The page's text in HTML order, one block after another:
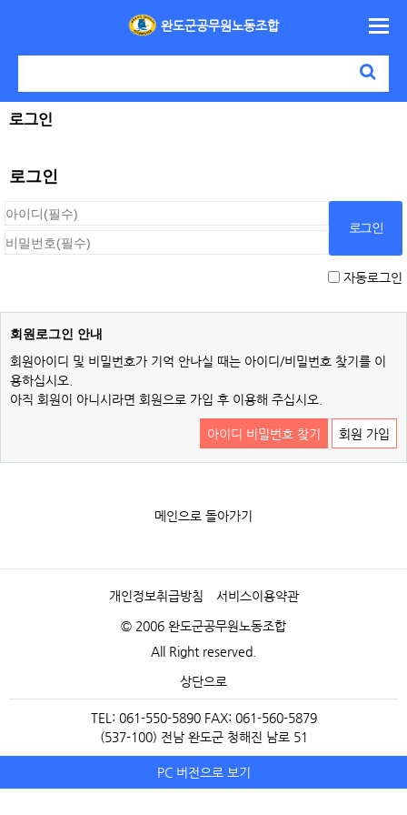
완도군공무원노동조합
로그인
로그인
자동로그인
회원로그인 안내
회원아이디 및 비밀번호가 기억 안나실 때는 아이디/비밀번호 찾기를 이
용하십시오.
아직 회원이 아니시라면 회원으로 가입 후 이용해 주십시오.
아이디 비밀번호 찾기 회원 가입
메인으로 돌아가기
개인정보취급방침 서비스이용약관
© 2006 완도군공무원노동조합
All Right reserved.
상단으로
TEL: 061-550-5890 FAX: 061-560-5879
(537-100) 전남 완도군 청해진 남로 51
PC 버전으로 보기